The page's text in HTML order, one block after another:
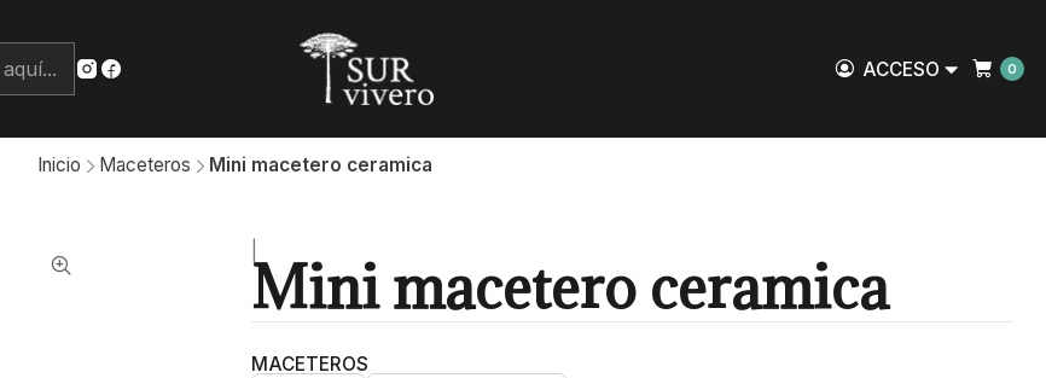
ACCESO 0
Inicio Maceteros Mini macetero ceramica
Mini macetero ceramica
MACETEROS